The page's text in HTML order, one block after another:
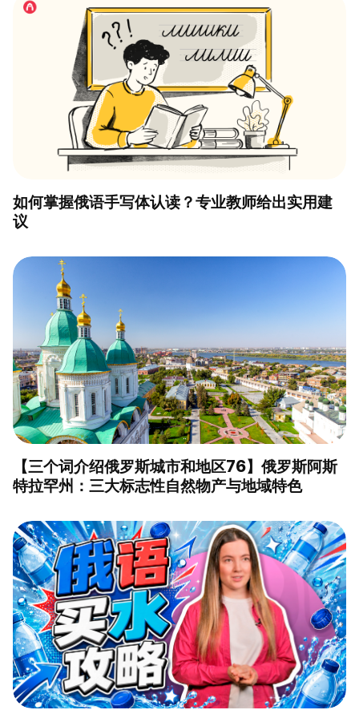
如何掌握俄语手写体认读？专业教师给出实用建
议
【三个词介绍俄罗斯城市和地区76】俄罗斯阿斯
特拉罕州：三大标志性自然物产与地域特色